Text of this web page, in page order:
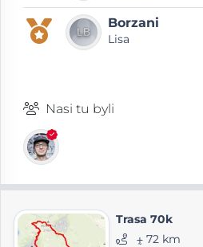
Borzani
Lisa
Nasi tu byli
Trasa 70k
⨦ 72 km